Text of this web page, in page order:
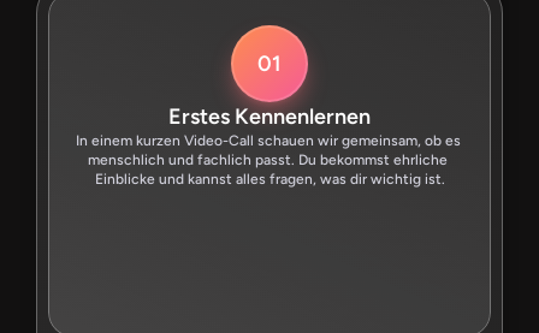
01
Erstes Kennenlernen
In einem kurzen Video-Call schauen wir gemeinsam, ob es
menschlich und fachlich passt. Du bekommst ehrliche
Einblicke und kannst alles fragen, was dir wichtig ist.